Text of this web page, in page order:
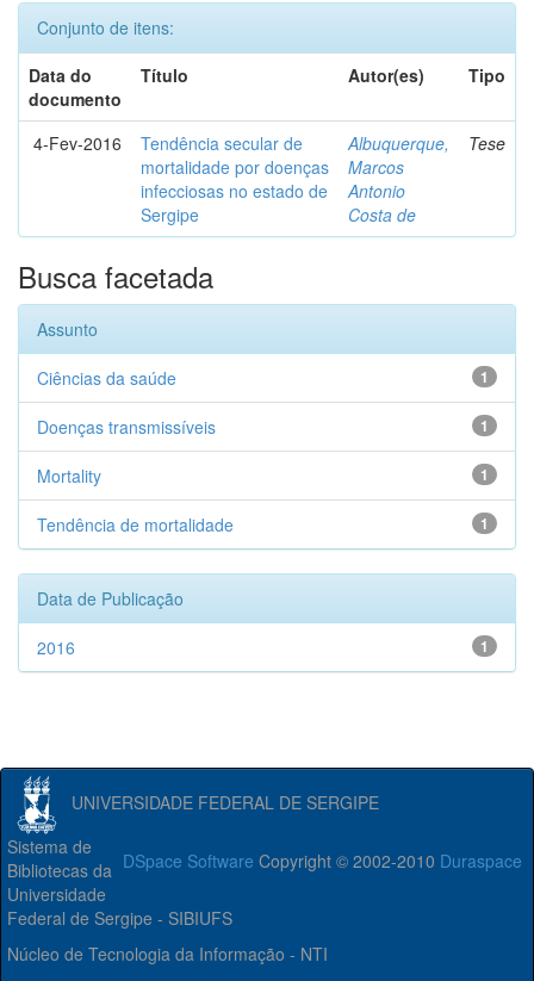
Conjunto de itens:
Data do
documento
Título Autor(es) Tipo
4-Fev-2016
Tendência secular de
mortalidade por doenças
infecciosas no estado de
Sergipe
Albuquerque,
Marcos
Antonio
Costa de
Tese
Busca facetada
Assunto
1
Ciências da saúde
1
Doenças transmissíveis
1
Mortality
1
Tendência de mortalidade
Data de Publicação
1
2016
UNIVERSIDADE FEDERAL DE SERGIPE
DSpace Software Copyright © 2002-2010 Duraspace
Sistema de
Bibliotecas da
Universidade
Federal de Sergipe - SIBIUFS
Núcleo de Tecnologia da Informação - NTI